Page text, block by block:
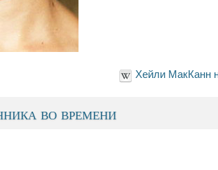
Хейли МакКанн
во времени